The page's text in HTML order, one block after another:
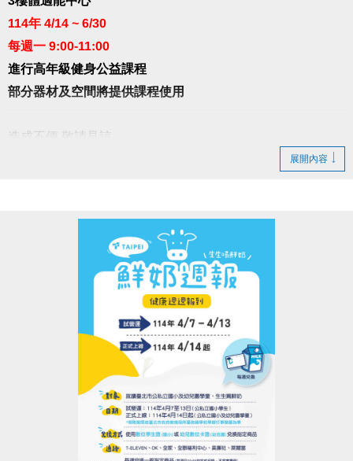
114年 4/14 ~ 6/30
每週一 9:00-11:00
進行高年級健身公益課程
部分器材及空間將提供課程使用
造成不便 敬請見諒
展開內容